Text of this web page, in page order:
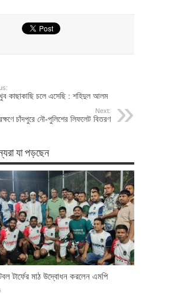
কাছাকাছি চলে এসেছি : শহিদুল আলম
Next:
চাঁদপুরে নৌ-পুলিশের লিফলেট বিতরণ
যা পড়ছেন
টার্ফের মাঠ উদ্বোধন করলেন এমপি